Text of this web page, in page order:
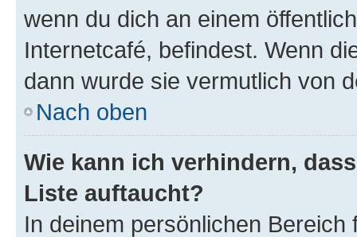
wenn du dich an einem
Internetcafé, befindest. Wenn
dann wurde sie vermutlich von
Nach oben
Wie kann ich verhindern,
Liste auftaucht?
In deinem persönlichen